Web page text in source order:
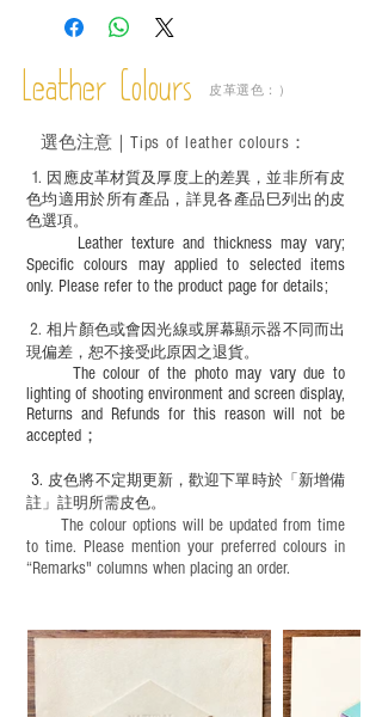
－ 植鞣皮革容易受環境、使用程度等產生
成後定期在皮面塗上皮革專用清潔劑及貂
鼠油等；
適合六歲以下兒童使用；六至十二歲兒童
必須由成年人陪同下使用並應小心處理。
Leather Colours 皮革選色：）
1. ​ 因應皮革材質及厚度上的差異，並非所有皮
色均適用於所有產品，詳見各產品巳列出的皮
色選項。
Leather texture and thickness may vary;
Specific colours may applied to selected items
only. Please refer to the product page for details;
​2.相片顏色或會因光線或屏幕顯示器不同而出
現偏差，恕不接受此原因之退貨。
The colour of the photo may vary due to
lighting of shooting environment and screen display,
Returns and Refunds for this reason will not be
accepted；
3. 皮色將不定期更新，歡迎下單時於「新增備
註」註明 所需皮色。
The colour options will be updated from time
to time. Please mention your preferred colours in
“Remarks" columns when placing an order.
選色注意｜ Tips of leather colours ：